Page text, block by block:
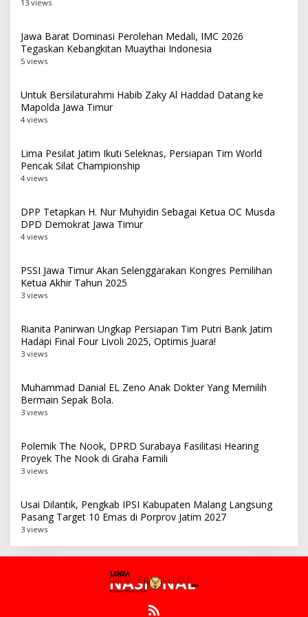
13 views
Jawa Barat Dominasi Perolehan Medali, IMC 2026
Tegaskan Kebangkitan Muaythai Indonesia
5 views
Untuk Bersilaturahmi Habib Zaky Al Haddad Datang ke
Mapolda Jawa Timur
4 views
Lima Pesilat Jatim Ikuti Seleknas, Persiapan Tim World
Pencak Silat Championship
4 views
DPP Tetapkan H. Nur Muhyidin Sebagai Ketua OC Musda
DPD Demokrat Jawa Timur
4 views
PSSI Jawa Timur Akan Selenggarakan Kongres Pemilihan
Ketua Akhir Tahun 2025
3 views
Rianita Panirwan Ungkap Persiapan Tim Putri Bank Jatim
Hadapi Final Four Livoli 2025, Optimis Juara!
3 views
Muhammad Danial EL Zeno Anak Dokter Yang Memilih
Bermain Sepak Bola.
3 views
Polemik The Nook, DPRD Surabaya Fasilitasi Hearing
Proyek The Nook di Graha Famili
3 views
Usai Dilantik, Pengkab IPSI Kabupaten Malang Langsung
Pasang Target 10 Emas di Porprov Jatim 2027
3 views